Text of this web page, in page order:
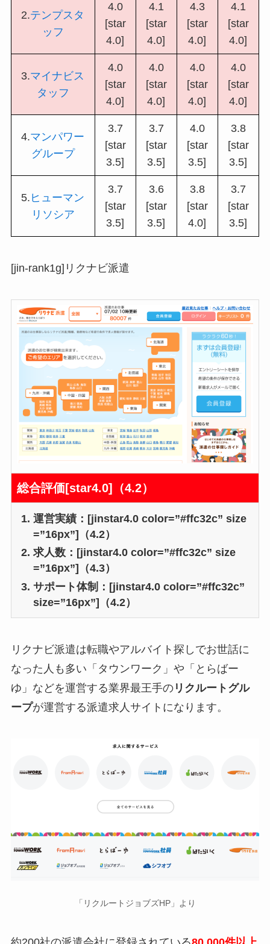
2.テンプスタ
ッフ
4.0
[star
4.0]
4.1
[star
4.0]
4.3
[star
4.0]
4.1
[star
4.0]
3.マイナビス
タッフ
4.0
[star
4.0]
4.0
[star
4.0]
4.0
[star
4.0]
4.0
[star
4.0]
4.マンパワー
グループ
3.7
[star
3.5]
3.7
[star
3.5]
4.0
[star
3.5]
3.8
[star
3.5]
5. ヒューマン
リソシア
3.7
[star
3.5]
3.6
[star
3.5]
3.8
[star
4.0]
3.7
[star
3.5]
[jin-rank1g]リクナビ派遣
総合評価[star4.0]（4.2）
運営実績：[jinstar4.0 color=”#ffc32c” size
=”16px”]（4.2）
求人数：[jinstar4.0 color=”#ffc32c” size
=”16px”]（4.3）
サポート体制：[jinstar4.0 color=”#ffc32c”
size=”16px”]（4.2）
リクナビ派遣は転職やアルバイト探しでお世話に
なった人も多い「タウンワーク」や「とらばー
ゆ」などを運営する業界最王手のリクルートグル
ープが運営する派遣求人サイトになります。
「リクルートジョブズHP」より